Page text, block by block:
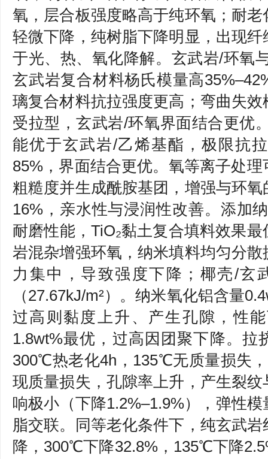
氧，层合板强度略高于纯环氧；耐
轻微下降，纯树脂下降明显，出现
于光、热、氧化降解。玄武岩/环氧
玄武岩复合材料杨氏模量高
璃复合材料抗拉强度更高；弯曲失
受拉型，玄武岩/环氧界面结合更优
能优于玄武岩/乙烯基酯，极限抗
85%，界面结合更优。氧等离子处
粗糙度并生成酰胺基团，增强与环
16%，亲水性与浸润性改善。添加
耐磨性能，TiO₂黏土复合填料效果
岩混杂增强环氧，纳米填料均匀分
力集中，导致强度下降；椰壳/玄
（27.67kJ/m²）。纳米氧化铝含量
过高则黏度上升、产生孔隙，性
1.8wt%最优，过高因团聚下降。
300℃热老化4h，135℃无质量损失
现质量损失，孔隙率上升，产生裂
响极小（下降1.2%–1.9%），弹性
脂交联。同等老化条件下，纯玄武
降，300℃下降32.8%，135℃下降